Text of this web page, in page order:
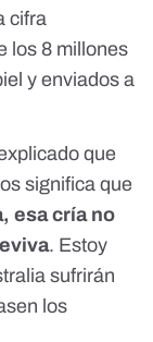
cifra
los 8 millones
y enviados a
que
significa que
esa cría no
. Estoy
sufrirán
los